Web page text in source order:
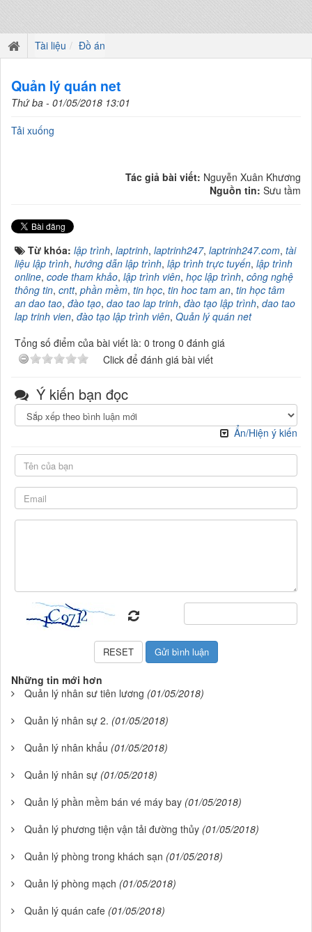
Tài liệu Đồ án
Quản lý quán net
Thứ ba - 01/05/2018 13:01
Tải xuống
Tác giả bài viết: Nguyễn Xuân Khương
Nguồn tin: Sưu tầm
Từ khóa: lập trình, laptrinh, laptrinh247, laptrinh247.com, tài
liệu lập trình, hướng dẫn lập trình, lập trình trực tuyến, lập trình
online, code tham khảo, lập trình viên, học lập trình, công nghệ
thông tin, cntt, phần mềm, tin học, tin hoc tam an, tin học tâm
an dao tao, đào tạo, dao tao lap trinh, đào tạo lập trình, dao tao
lap trinh vien, đào tạo lập trình viên, Quản lý quán net
Tổng số điểm của bài viết là: 0 trong 0 đánh giá
Click để đánh giá bài viết
Ý kiến bạn đọc
Ẩn/Hiện ý kiến
Những tin mới hơn
Quản lý nhân sư tiên lương (01/05/2018)
Quản lý nhân sự 2. (01/05/2018)
Quản lý nhân khẩu (01/05/2018)
Quản lý nhân sự (01/05/2018)
Quản lý phần mềm bán vé máy bay (01/05/2018)
Quản lý phương tiện vận tải đường thủy (01/05/2018)
Quản lý phòng trong khách sạn (01/05/2018)
Quản lý phòng mạch (01/05/2018)
Quản lý quán cafe (01/05/2018)